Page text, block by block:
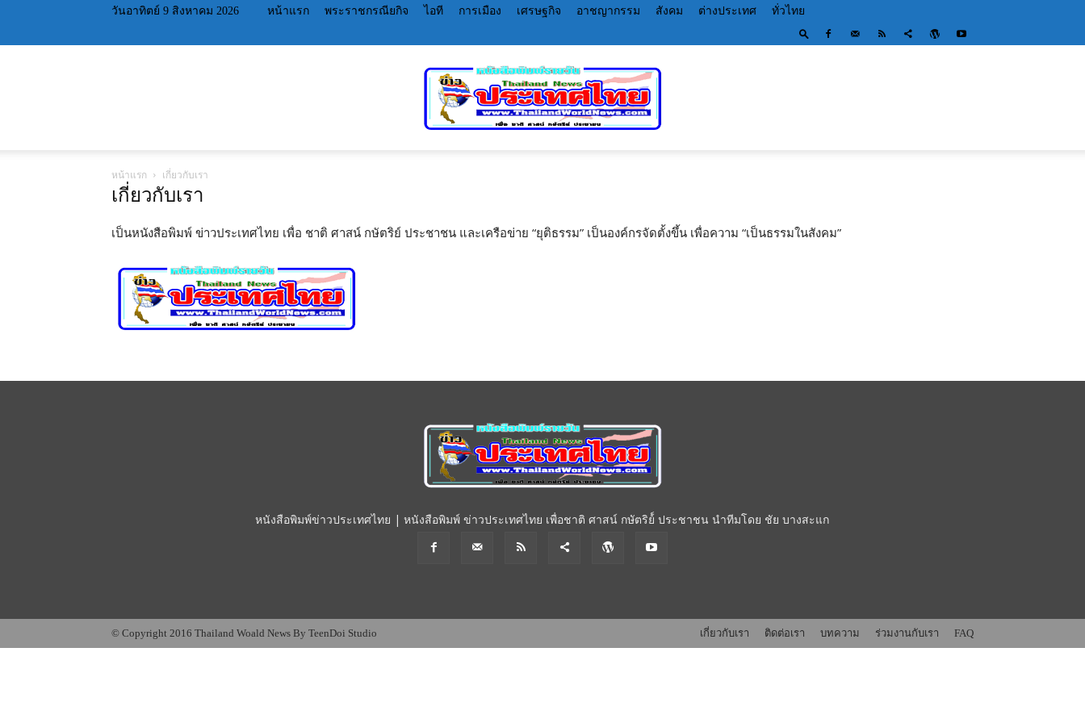
วันอาทิตย์ 9 สิงหาคม 2026 หน้าแรก พระราชกรณียกิจ ไอที การเมือง เศรษฐกิจ อาชญากรรม สังคม ต่างประเทศ ทั่วไทย
หน้าแรก เกี่ยวกับเรา
เกี่ยวกับเรา
เป็นหนังสือพิมพ์ ข่าวประเทศไทย เพื่อ ชาติ ศาสน์ กษัตริย์ ประชาชน และเครือข่าย “ยุติธรรม” เป็นองค์กรจัดตั้งขึ้น เพื่อความ “เป็นธรรมในสังคม”
หนังสือพิมพ์ข่าวประเทศไทย | หนังสือพิมพ์ ข่าวประเทศไทย เพื่อชาติ ศาสน์ กษัตริย์์ ประชาชน นำทีมโดย ชัย บางสะแก
เกี่ยวกับเรา ติดต่อเรา บทความ ร่วมงานกับเรา FAQ
© Copyright 2016 Thailand Woald News By TeenDoi Studio